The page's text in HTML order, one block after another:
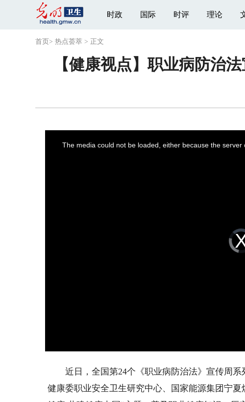
时政 国际 时评 理论
首页 > 热点荟萃 > 正文
【健康视点】职业病防治
Video
Player
is
The media could not be loaded, either because the
近日，全国第24个《职业病防治法》宣传周系
健康委职业安全卫生研究中心、国家能源集团宁